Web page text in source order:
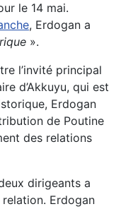
le 14 mai.
, Erdogan a
».
l’invité principal
d’Akkuyu, qui est
Erdogan
de Poutine
des relations
dirigeants a
Erdogan